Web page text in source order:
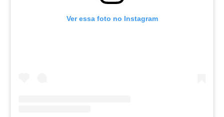
Ver essa foto no Instagram